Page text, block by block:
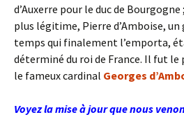
d’Auxerre pour le duc de
plus légitime, Pierre d’Amboise, un
temps qui finalement l’emporta,
déterminé du roi de France. Il fut le
le fameux cardinal Georges
Voyez la mise à jour que nous